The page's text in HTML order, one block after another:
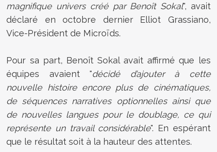
magnifique univers créé par Benoît Sokal", avait
déclaré en octobre dernier Elliot Grassiano,
Vice-Président de Microïds.
Pour sa part, Benoît Sokal avait affirmé que les
équipes avaient "décidé d’ajouter à cette
nouvelle histoire encore plus de cinématiques,
de séquences narratives optionnelles ainsi que
de nouvelles langues pour le doublage, ce qui
représente un travail considérable". En espérant
que le résultat soit à la hauteur des attentes.